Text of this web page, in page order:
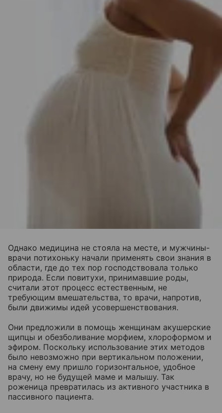
Однако медицина не стояла на месте, и мужчины-
врачи потихоньку начали применять свои знания в
области, где до тех пор господствовала только
природа. Если повитухи, принимавшие роды,
считали этот процесс естественным, не
требующим вмешательства, то врачи, напротив,
были движимы идей усовершенствования.
Они предложили в помощь женщинам акушерские
щипцы и обезболивание морфием, хлороформом и
эфиром. Поскольку использование этих методов
было невозможно при вертикальном положении,
на смену ему пришло горизонтальное, удобное
врачу, но не будущей маме и малышу. Так
роженица превратилась из активного участника в
пассивного пациента.